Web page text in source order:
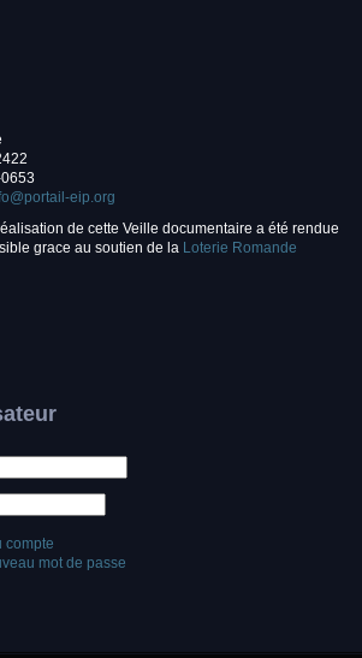
eip.org
de cette Veille documentaire a été rendue
grace au soutien de la Loterie Romande
compte
mot de passe